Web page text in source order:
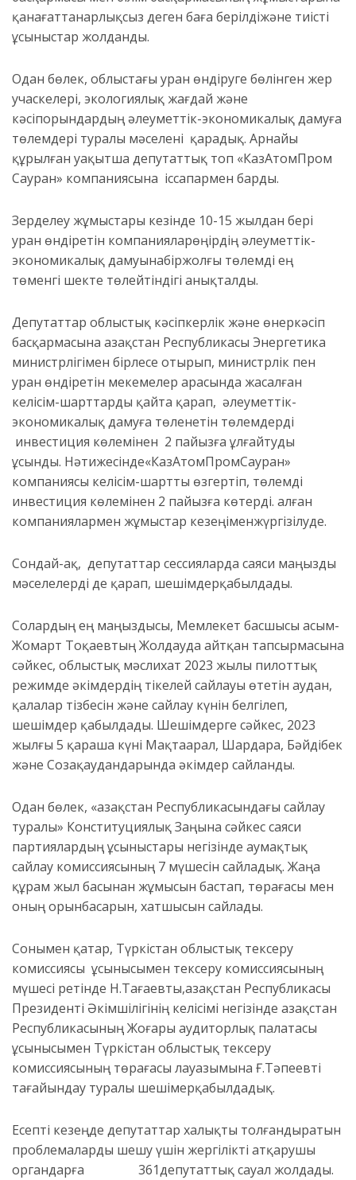
қанағаттанарлықсыз деген баға берілдіжәне тиісті
ұсыныстар жолданды.
Одан бөлек, облыстағы уран өндіруге бөлінген жер
учаскелері, экологиялық жағдай және
кәсіпорындардың әлеуметтік-экономикалық дамуға
төлемдері туралы мәселені қарадық. Арнайы
құрылған уақытша депутаттық топ «КазАтомПром
Сауран» компаниясына іссапармен барды.
Зерделеу жұмыстары кезінде 10-15 жылдан бері
уран өндіретін компанияларөңірдің әлеуметтік-
экономикалық дамуынабіржолғы төлемді ең
төменгі шекте төлейтіндігі анықталды.
Депутаттар облыстық кәсіпкерлік және өнеркәсіп
басқармасына Қазақстан Республикасы Энергетика
министрлігімен бірлесе отырып, министрлік пен
уран өндіретін мекемелер арасында жасалған
келісім-шарттарды қайта қарап, әлеуметтік-
экономикалық дамуға төленетін төлемдерді
инвестиция көлемінен 2 пайызға ұлғайтуды
ұсынды. Нәтижесінде«КазАтомПромСауран»
компаниясы келісім-шартты өзгертіп, төлемді
инвестиция көлемінен 2 пайызға көтерді. Қалған
компаниялармен жұмыстар кезеңіменжүргізілуде.
Сондай-ақ, депутаттар сессияларда саяси маңызды
мәселелерді де қарап, шешімдерқабылдады.
Солардың ең маңыздысы, Мемлекет басшысы Қасым-
Жомарт ТоқаевтыңЖолдауда айтқан тапсырмасына
сәйкес, облыстық мәслихат 2023 жылы пилоттық
режимде әкімдердің тікелей сайлауы өтетін аудан,
қалалар тізбесін және сайлау күнін белгілеп,
шешімдер қабылдады. Шешімдерге сәйкес, 2023
жылғы 5 қараша күні Мақтаарал, Шардара, Бәйдібек
және Созақаудандарында әкімдер сайланды.
Одан бөлек, «Қазақстан Республикасындағы сайлау
туралы» Конституциялық Заңына сәйкес саяси
партиялардың ұсыныстары негізінде аумақтық
сайлау комиссиясының 7 мүшесін сайладық. Жаңа
құрам жыл басынан жұмысын бастап, төрағасы мен
оның орынбасарын, хатшысын сайлады.
Сонымен қатар, Түркістан облыстық тексеру
комиссиясы ұсынысымен тексеру комиссиясының
мүшесі ретінде Н.Тағаевты,Қазақстан Республикасы
Президенті Әкімшілігінің келісімі негізінде Қазақстан
Республикасының Жоғары аудиторлық палатасы
ұсынысымен Түркістан облыстық тексеру
комиссиясының төрағасы лауазымына Ғ.Тәпеевті
тағайындау туралы шешімерқабылдадық.
Есепті кезеңде депутаттар халықты толғандыратын
проблемаларды шешу үшін жергілікті атқарушы
органдарға
361депутаттық сауал жолдады.